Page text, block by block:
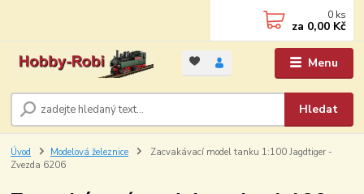
Menu
Hledat
0 ks
za 0,00 Kč
Úvod Modelová železnice
Zacvakávací model tanku 1:100 Jagdtiger -
Zvezda 6206